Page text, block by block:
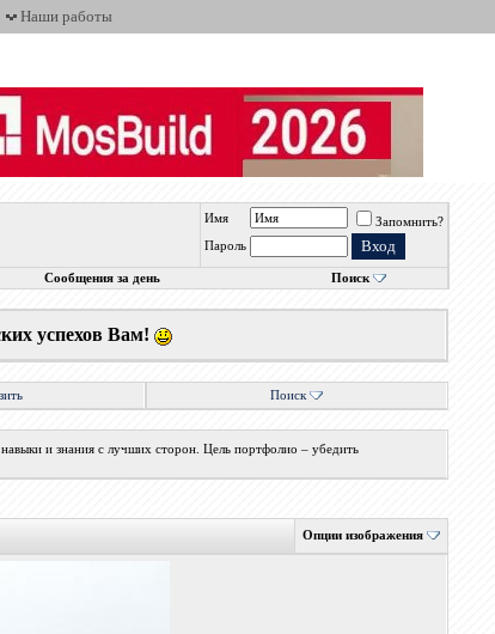
Наши работы
Имя
Запомнить?
Пароль
Сообщения за день Поиск
успехов Вам!
Поиск
и знания с лучших сторон. Цель портфолио – убедить
Опции изображения